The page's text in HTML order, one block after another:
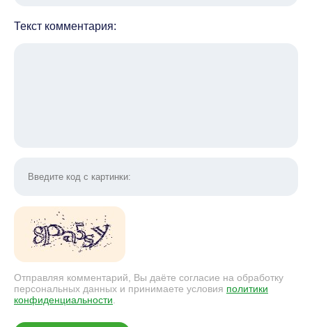
Текст комментария:
Отправляя комментарий, Вы даёте согласие на обработку
персональных данных и принимаете условия политики
конфиденциальности